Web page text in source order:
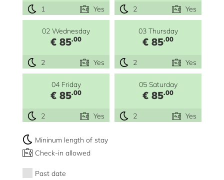
1 Yes 2 Yes
02 Wednesday
€ 85.00
2 Yes
03 Thursday
€ 85.00
2 Yes
04 Friday
€ 85.00
2 Yes
05 Saturday
€ 85.00
2 Yes
Mininum length of stay
Check-in allowed
Past date